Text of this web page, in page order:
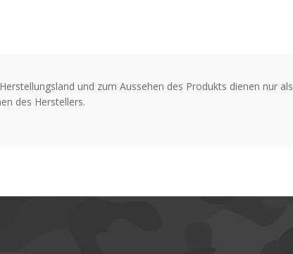
und zum Aussehen des Produkts dienen nur als
des Herstellers.